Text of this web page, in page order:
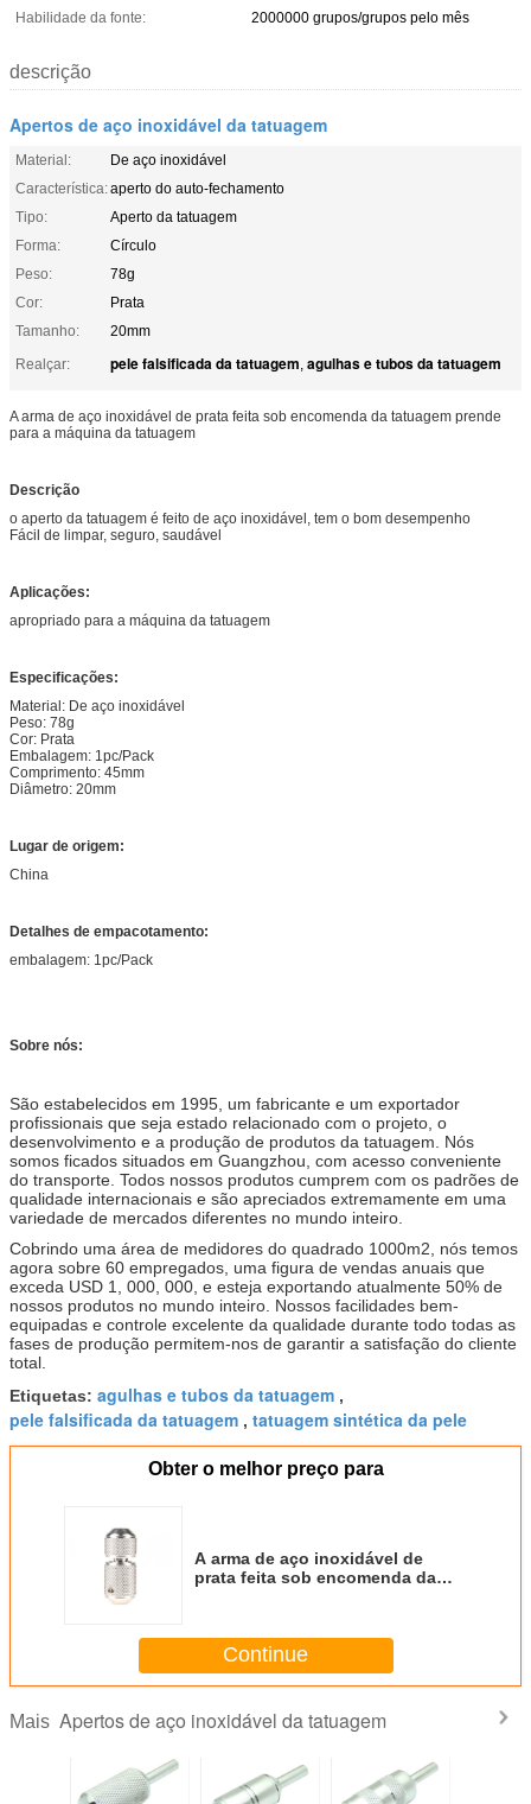
Habilidade da fonte:
2000000 grupos/grupos pelo mês
descrição
Apertos de aço inoxidável da tatuagem
Material:
De aço inoxidável
Característica:aperto do auto-fechamento
Tipo:
Aperto da tatuagem
Forma:
Círculo
Peso:
78g
Cor:
Prata
Tamanho:
20mm
Realçar:
pele falsificada da tatuagem, agulhas e tubos da tatuagem
A arma de aço inoxidável de prata feita sob encomenda da tatuagem prende
para a máquina da tatuagem
Descrição
o aperto da tatuagem é feito de aço inoxidável, tem o bom desempenho
Fácil de limpar, seguro, saudável
Aplicações:
apropriado para a máquina da tatuagem
Especificações:
Material: De aço inoxidável
Peso: 78g
Cor: Prata
Embalagem: 1pc/Pack
Comprimento: 45mm
Diâmetro: 20mm
Lugar de origem:
China
Detalhes de empacotamento:
embalagem: 1pc/Pack
Sobre nós:
São estabelecidos em 1995, um fabricante e um exportador
profissionais que seja estado relacionado com o projeto, o
desenvolvimento e a produção de produtos da tatuagem. Nós
somos ficados situados em Guangzhou, com acesso conveniente
do transporte. Todos nossos produtos cumprem com os padrões de
qualidade internacionais e são apreciados extremamente em uma
variedade de mercados diferentes no mundo inteiro.
Cobrindo uma área de medidores do quadrado 1000m2, nós temos
agora sobre 60 empregados, uma figura de vendas anuais que
exceda USD 1, 000, 000, e esteja exportando atualmente 50% de
nossos produtos no mundo inteiro. Nossos facilidades bem-
equipadas e controle excelente da qualidade durante todo todas as
fases de produção permitem-nos de garantir a satisfação do cliente
total.
Etiquetas: agulhas e tubos da tatuagem ,
pele falsificada da tatuagem , tatuagem sintética da pele
Obter o melhor preço para
A arma de aço inoxidável de
prata feita sob encomenda da
Continue
Mais Apertos de aço inoxidável da tatuagem